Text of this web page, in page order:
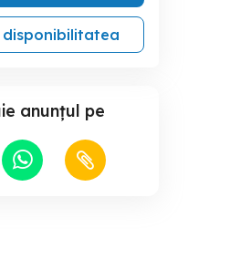
disponibilitatea
anunțul pe